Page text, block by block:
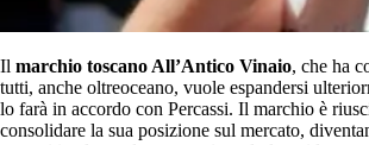
Il marchio toscano All’Antico Vinaio, che ha
tutti, anche oltreoceano, vuole espandersi
lo farà in accordo con Percassi. Il marchio è
consolidare la sua posizione sul mercato,